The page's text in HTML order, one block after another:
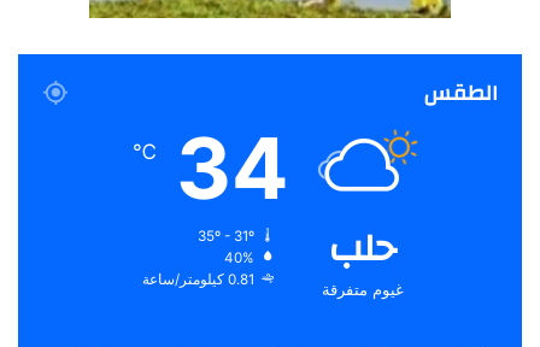
الطقس
حلب
غيوم متفرقة
34
℃
40%
0.81 كيلومتر/ساعة